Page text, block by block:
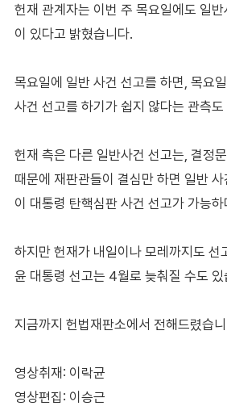
헌재 관계자는 이번 주 목요일에도 일
이 있다고 밝혔습니다.
목요일에 일반 사건 선고를 하면, 목요
사건 선고를 하기가 쉽지 않다는 관측
헌재 측은 다른 일반사건 선고는, 결정
때문에 재판관들이 결심만 하면 일반
이 대통령 탄핵심판 사건 선고가 가능
하지만 헌재가 내일이나 모레까지도 선
윤 대통령 선고는 4월로 늦춰질 수도 있
지금까지 헌법재판소에서 전해드렸습
영상취재: 이락균
영상편집: 이승근